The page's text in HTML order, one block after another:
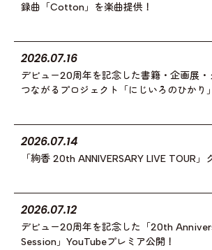
録曲「Cotton」を楽曲提供！
2026.07.16
デビュー20周年を記念した書籍・企画展・
つながるプロジェクト「にじいろのひかり
2026.07.14
「絢香 20th ANNIVERSARY LIVE TOUR」
2026.07.12
デビュー20周年を記念した「20th
Session」YouTubeプレミア公開！